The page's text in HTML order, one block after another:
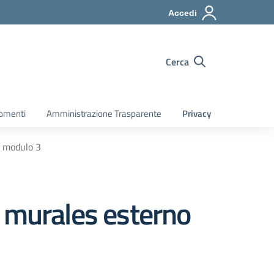
Accedi
Cerca
Amministrazione Trasparente Privacy
3
esterno